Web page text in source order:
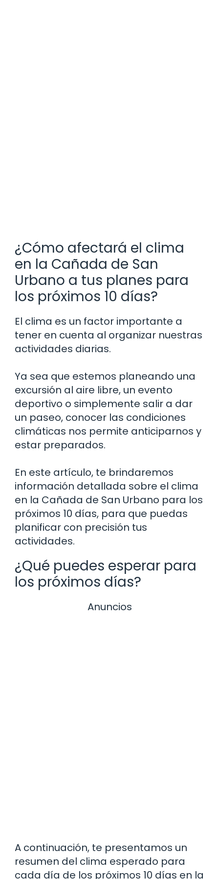
¿Cómo afectará el clima
en la Cañada de San
Urbano a tus planes para
los próximos 10 días?
El clima es un factor importante a
tener en cuenta al organizar nuestras
actividades diarias.
Ya sea que estemos planeando una
excursión al aire libre, un evento
deportivo o simplemente salir a dar
un paseo, conocer las condiciones
climáticas nos permite anticiparnos y
estar preparados.
En este artículo, te brindaremos
información detallada sobre el clima
en la Cañada de San Urbano para los
próximos 10 días, para que puedas
planificar con precisión tus
actividades.
¿Qué puedes esperar para
los próximos días?
Anuncios
A continuación, te presentamos un
resumen del clima esperado para
cada día de los próximos 10 días en la